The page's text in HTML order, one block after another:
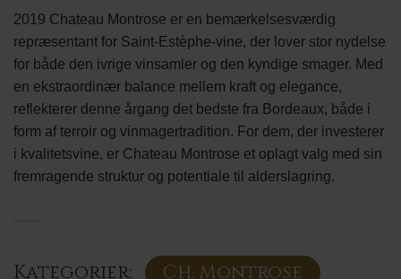
2019 Chateau Montrose er en bemærkelsesværdig
repræsentant for Saint-Estèphe-vine, der lover stor nydelse
for både den ivrige vinsamler og den kyndige smager. Med
en ekstraordinær balance mellem kraft og elegance,
reflekterer denne årgang det bedste fra Bordeaux, både i
form af terroir og vinmagertradition. For dem, der investerer
i kvalitetsvine, er Chateau Montrose et oplagt valg med sin
fremragende struktur og potentiale til alderslagring.
Kategorier: Ch. Montrose